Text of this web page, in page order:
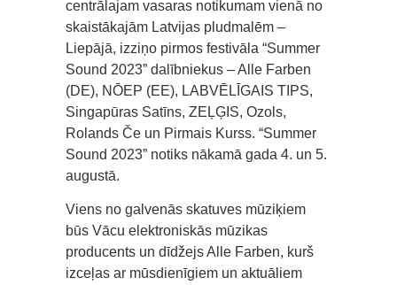
centrālajam vasaras notikumam vienā no
skaistākajām Latvijas pludmalēm –
Liepājā, izziņo pirmos festivāla “Summer
Sound 2023” dalībniekus – Alle Farben
(DE), NŌEP (EE), LABVĒLĪGAIS TIPS,
Singapūras Satīns, ZEĻĢIS, Ozols,
Rolands Če un Pirmais Kurss. “Summer
Sound 2023” notiks nākamā gada 4. un 5.
augustā.
Viens no galvenās skatuves mūziķiem
būs Vācu elektroniskās mūzikas
producents un dīdžejs Alle Farben, kurš
izceļas ar mūsdienīgiem un aktuāliem